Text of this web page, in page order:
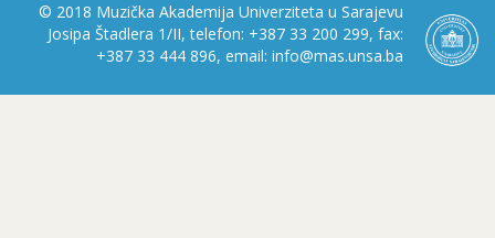
© 2018 Muzička Akademija Univerziteta u Sarajevu
Josipa Štadlera 1/II, telefon: +387 33 200 299, fax:
+387 33 444 896, email: info@mas.unsa.ba